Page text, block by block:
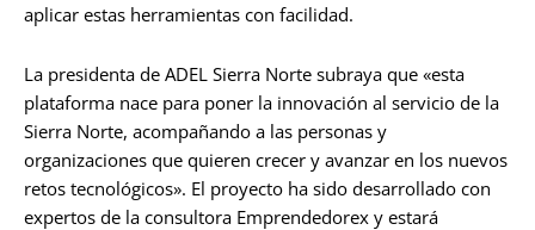
aplicar estas herramientas con facilidad.
La presidenta de ADEL Sierra Norte subraya que «esta
plataforma nace para poner la innovación al servicio de la
Sierra Norte, acompañando a las personas y
organizaciones que quieren crecer y avanzar en los nuevos
retos tecnológicos». El proyecto ha sido desarrollado con
expertos de la consultora Emprendedorex y estará